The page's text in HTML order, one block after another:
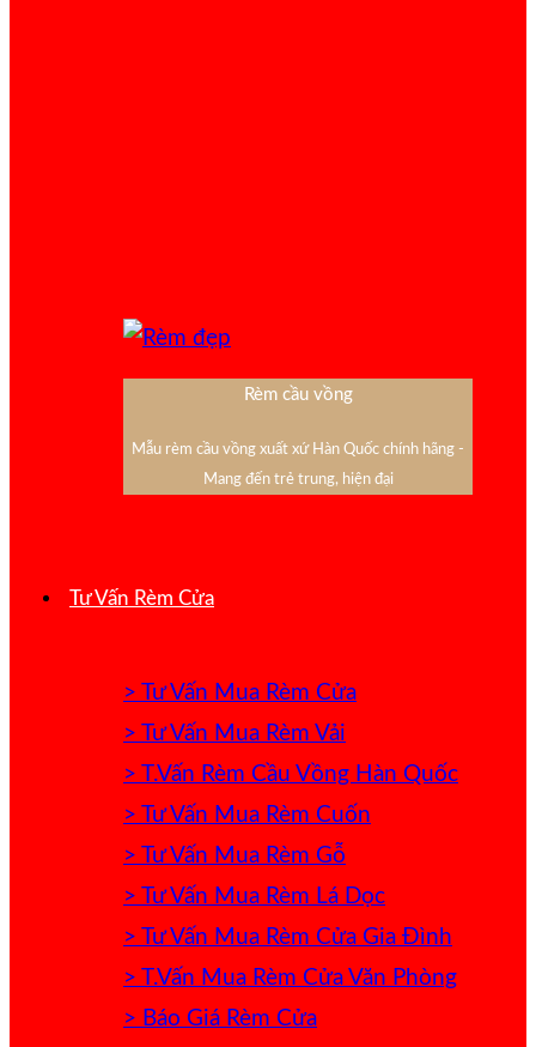
Rèm cầu vồng
Mẫu rèm cầu vồng xuất xứ Hàn Quốc chính hãng -
Mang đến trẻ trung, hiện đại
Tư Vấn Rèm Cửa
> Tư Vấn Mua Rèm Cửa
> Tư Vấn Mua Rèm Vải
> T.Vấn Rèm Cầu Vồng Hàn Quốc
> Tư Vấn Mua Rèm Cuốn
> Tư Vấn Mua Rèm Gỗ
> Tư Vấn Mua Rèm Lá Dọc
> Tư Vấn Mua Rèm Cửa Gia Đình
> T.Vấn Mua Rèm Cửa Văn Phòng
> Báo Giá Rèm Cửa